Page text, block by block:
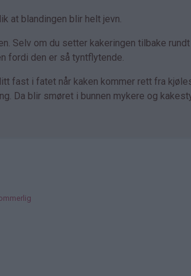
at blandingen blir helt jevn.
Selv om du setter kakeringen tilbake
fordi den er så tyntflytende.
fast i fatet når kaken kommer rett fra
Da blir smøret i bunnen mykere og